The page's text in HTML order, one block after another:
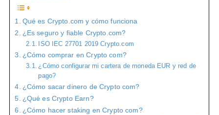
Qué es Crypto.com y cómo funciona
¿Es seguro y fiable Crypto.com?
ISO IEC 27701 2019 Crypto.com
¿Cómo comprar en Crypto com?
¿Cómo configurar mi cartera de moneda EUR y red de
pago?
¿Cómo sacar dinero de Crypto com?
¿Qué es Crypto Earn?
¿Cómo hacer staking en Crypto com?